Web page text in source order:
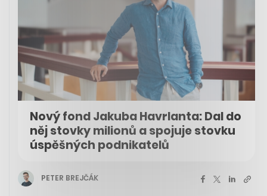
Nový fond Jakuba Havrlanta: Dal do
něj stovky milionů a spojuje stovku
úspěšných podnikatelů
PETER BREJČÁK